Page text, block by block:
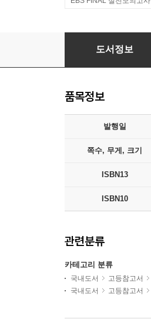
만화로 끝내는 논술
도서정보
품목정보
발행일
쪽수, 무게, 크기
ISBN13
ISBN10
관련분류
카테고리 분류
국내도서 고등참고서
국내도서
고등참고서